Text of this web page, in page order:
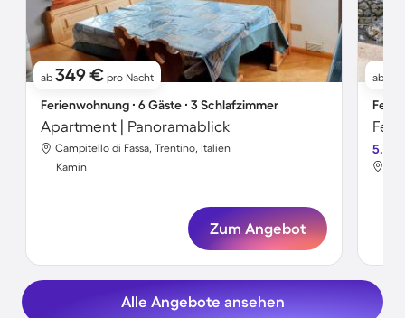
ab 349 € pro Nacht
Ferienwohnung ∙ 6 Gäste ∙ 3 Schlafzimmer
Apartment | Panoramablick
Campitello di Fassa, Trentino, Italien
Kamin
Zum Angebot
ab
5.0
Alle Angebote ansehen